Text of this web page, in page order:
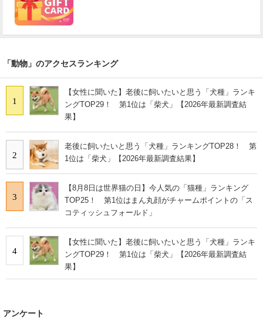
「動物」のアクセスランキング
1
【女性に聞いた】老後に飼いたいと思う「犬種」ランキ
ングTOP29！ 第1位は「柴犬」【2026年最新調査結
果】
2
老後に飼いたいと思う「犬種」ランキングTOP28！ 第
1位は「柴犬」【2026年最新調査結果】
3
【8月8日は世界猫の日】今人気の「猫種」ランキング
TOP25！ 第1位はまん丸顔がチャームポイントの「ス
コティッシュフォールド」
4
【女性に聞いた】老後に飼いたいと思う「犬種」ランキ
ングTOP29！ 第1位は「柴犬」【2026年最新調査結
果】
アンケート